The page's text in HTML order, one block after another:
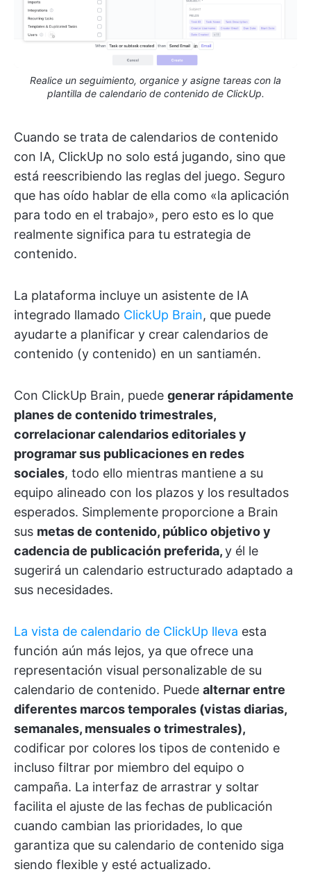
Realice un seguimiento, organice y asigne tareas con la
plantilla de calendario de contenido de ClickUp.
Cuando se trata de calendarios de contenido
con IA, ClickUp no solo está jugando, sino que
está reescribiendo las reglas del juego. Seguro
que has oído hablar de ella como «la aplicación
para todo en el trabajo», pero esto es lo que
realmente significa para tu estrategia de
contenido.
La plataforma incluye un asistente de IA
integrado llamado ClickUp Brain, que puede
ayudarte a planificar y crear calendarios de
contenido (y contenido) en un santiamén.
Con ClickUp Brain, puede generar rápidamente
planes de contenido trimestrales,
correlacionar calendarios editoriales y
programar sus publicaciones en redes
sociales, todo ello mientras mantiene a su
equipo alineado con los plazos y los resultados
esperados. Simplemente proporcione a Brain
sus metas de contenido, público objetivo y
cadencia de publicación preferida,y él le
sugerirá un calendario estructurado adaptado a
sus necesidades.
La vista de calendario de ClickUp lleva esta
función aún más lejos, ya que ofrece una
representación visual personalizable de su
calendario de contenido. Puede alternar entre
diferentes marcos temporales (vistas diarias,
semanales, mensuales o trimestrales),
codificar por colores los tipos de contenido e
incluso filtrar por miembro del equipo o
campaña. La interfaz de arrastrar y soltar
facilita el ajuste de las fechas de publicación
cuando cambian las prioridades, lo que
garantiza que su calendario de contenido siga
siendo flexible y esté actualizado.